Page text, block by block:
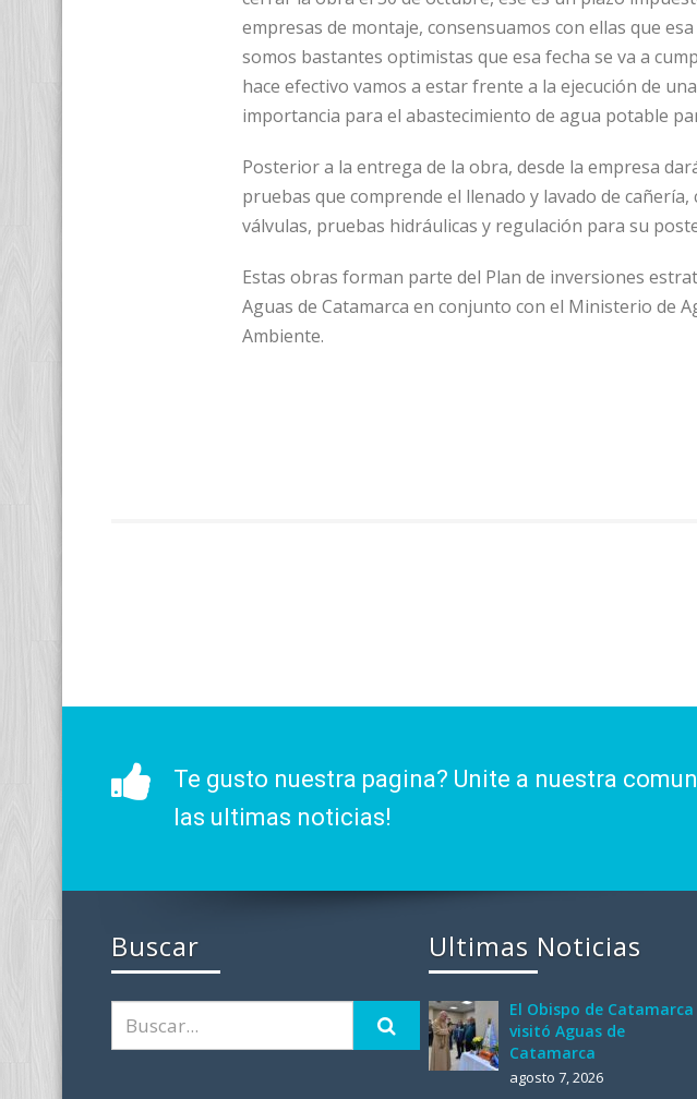
empresas de montaje, consensuamos con ellas que
somos bastantes optimistas que esa fecha se va a
hace efectivo vamos a estar frente a la ejecución de
importancia para el abastecimiento de agua potable
Posterior a la entrega de la obra, desde la empresa
pruebas que comprende el llenado y lavado de
válvulas, pruebas hidráulicas y regulación para su
Estas obras forman parte del Plan de inversiones
Aguas de Catamarca en conjunto con el Ministerio de
Ambiente.
Te gusto nuestra pagina? Unite a nuestra
las ultimas noticias!
Buscar Ultimas Noticias
El Obispo de Catamarca
visitó Aguas de
Catamarca
agosto 7, 2026